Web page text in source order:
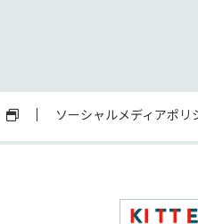
ソーシャルメディアポリ